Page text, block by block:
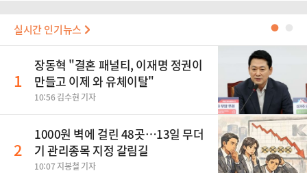
실시간 인기뉴스 ●
1
장동혁 "결혼 패널티, 이재명 정권이
만들고 이제 와 유체이탈"
10:56 김수현 기자
2
1000원 벽에 걸린 48곳…13일 무더
기 관리종목 지정 갈림길
10:07 지봉철 기자